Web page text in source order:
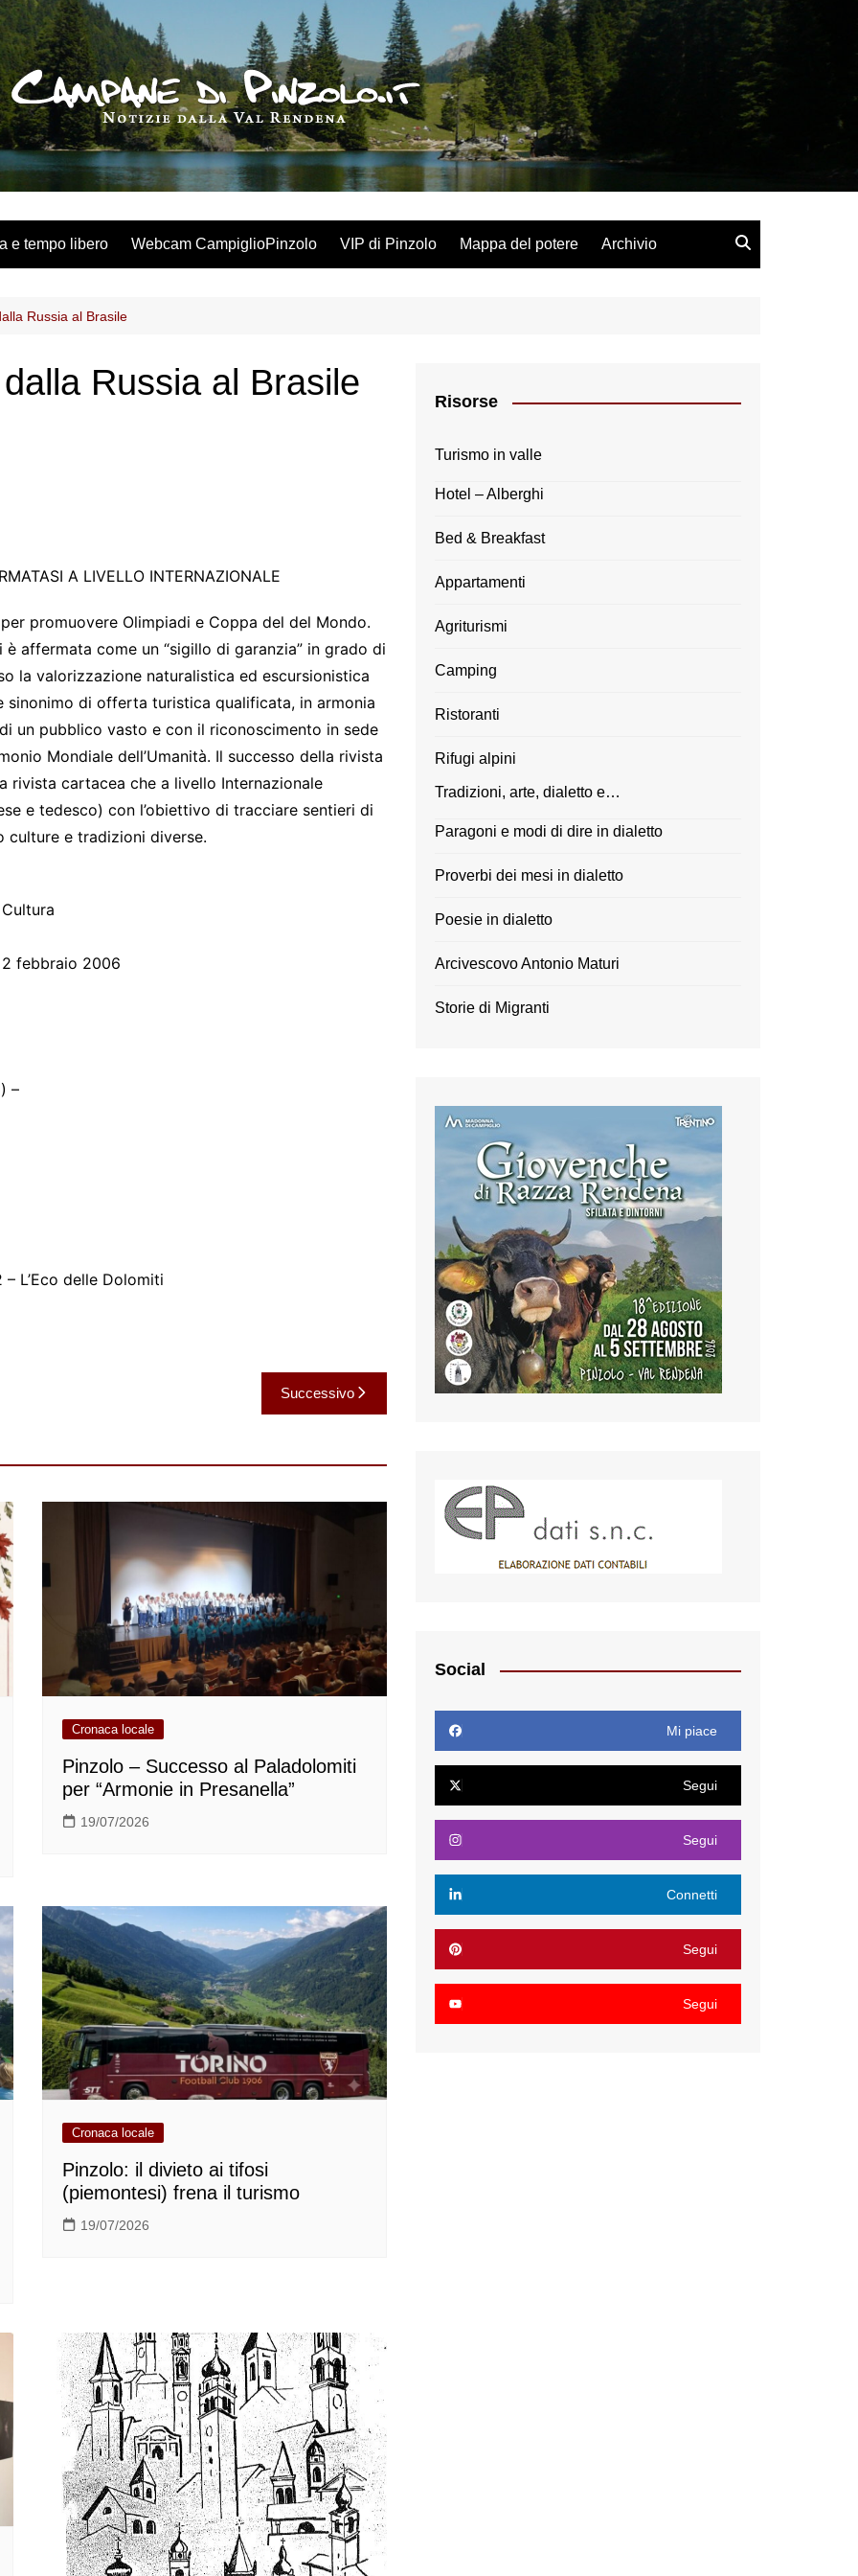
e tempo libero Webcam CampiglioPinzolo VIP di Pinzolo Mappa del potere Archivio
Russia al Brasile
Russia al Brasile
A LIVELLO INTERNAZIONALE
promuovere Olimpiadi e Coppa del del Mondo.
è affermata come un “sigillo di garanzia” in grado di
la valorizzazione naturalistica ed escursionistica
sinonimo di offerta turistica qualificata, in armonia
un pubblico vasto e con il riconoscimento in sede
Mondiale dell’Umanità. Il successo della rivista
rivista cartacea che a livello Internazionale
e tedesco) con l’obiettivo di tracciare sentieri di
culture e tradizioni diverse.
febbraio 2006
–
L’Eco delle Dolomiti
Successivo
Cronaca locale
Pinzolo – Successo al Paladolomiti
per “Armonie in Presanella”
19/07/2026
Cronaca locale
Pinzolo: il divieto ai tifosi
(piemontesi) frena il turismo
19/07/2026
Risorse
Turismo in valle
Hotel – Alberghi
Bed & Breakfast
Appartamenti
Agriturismi
Camping
Ristoranti
Rifugi alpini
Tradizioni, arte, dialetto e…
Paragoni e modi di dire in dialetto
Proverbi dei mesi in dialetto
Poesie in dialetto
Arcivescovo Antonio Maturi
Storie di Migranti
Social
Mi piace
Segui
Segui
Connetti
Segui
Segui